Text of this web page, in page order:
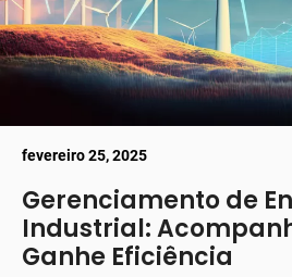
fevereiro 25, 2025
Gerenciamento de
Industrial:
Ganhe Eficiência